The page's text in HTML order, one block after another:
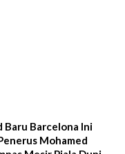
Baru Barcelona Ini
Mohamed